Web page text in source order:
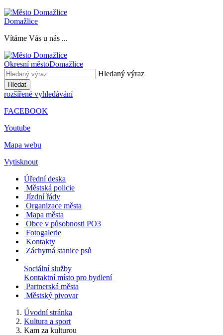
Domažlice
Vítáme Vás u nás ...
Okresní městoDomažlice
Hledaný výraz
Hledat
rozšířené vyhledávání
FACEBOOK
Youtube
Mapa webu
Vytisknout
Úřední deska
Městská policie
Jízdní řády
Organizace města
Mapa města
Obce v působnosti PO3
Fotogalerie
Kontakty
Záchytná stanice psů
Sociální služby
Kontaktní místo pro bydlení
Partnerská města
Městský pivovar
Úvodní stránka
Kultura a sport
Kam za kulturou